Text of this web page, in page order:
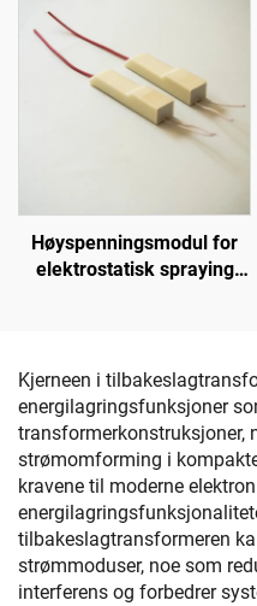
Høyspenningsmodul for
elektrostatisk spraying
Kjerneen i
energilagringsfunksjoner
transformerkonstruksjoner,
strømomforming i
kravene til moderne
tilbakeslagtransformeren
strømmoduser, noe som
interferens og forbedrer